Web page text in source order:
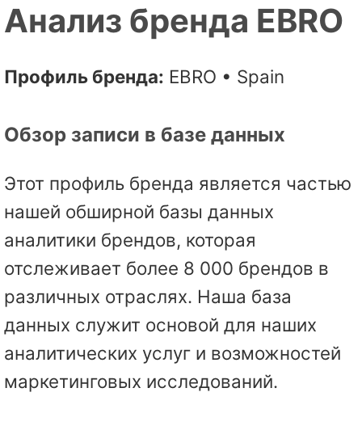
Анализ бренда EBRO
Профиль бренда: EBRO • Spain
Обзор записи в базе данных
Этот профиль бренда является частью
нашей обширной базы данных
аналитики брендов, которая
отслеживает более 8 000 брендов в
различных отраслях. Наша база
данных служит основой для наших
аналитических услуг и возможностей
маркетинговых исследований.